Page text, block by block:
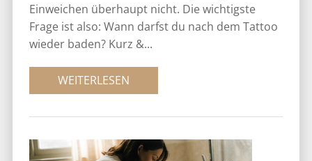
Einweichen überhaupt nicht. Die wichtigste
Frage ist also: Wann darfst du nach dem Tattoo
wieder baden? Kurz &...
WEITERLESEN